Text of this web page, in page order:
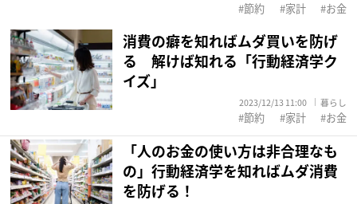
節約 家計 お金
消費の癖を知ればムダ買いを防げ
る 解けば知れる「行動経済学ク
イズ」
2023/12/13 11:00 暮らし
節約 家計 お金
「人のお金の使い方は非合理なも
の」行動経済学を知ればムダ消費
を防げる！